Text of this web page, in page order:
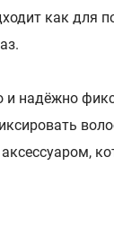
как для
и надёжно